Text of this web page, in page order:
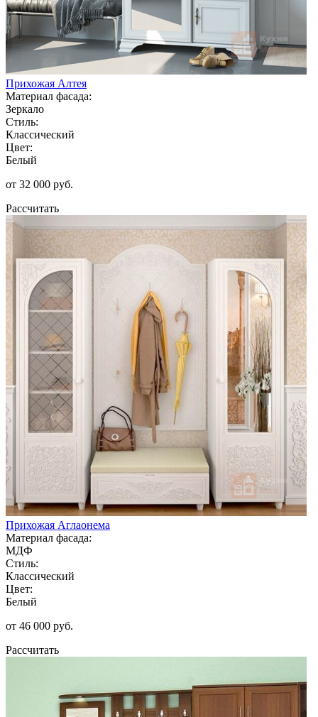
Прихожая Алтея
Материал фасада:
Зеркало
Стиль:
Классический
Цвет:
Белый
от 32 000 руб.
Рассчитать
Прихожая Аглаонема
Материал фасада:
МДФ
Стиль:
Классический
Цвет:
Белый
от 46 000 руб.
Рассчитать